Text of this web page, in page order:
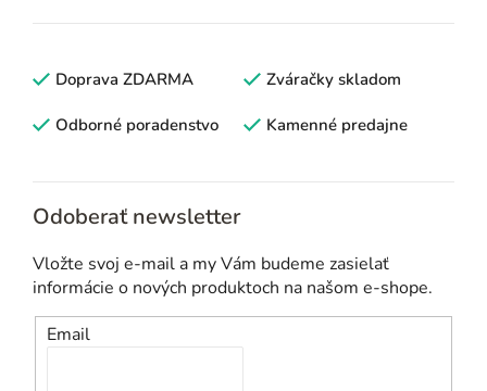
l
a
c
k
y
ý
Doprava ZDARMA Zváračky skladom
Odborné poradenstvo Kamenné predajne
Odoberať newsletter
Vložte svoj e-mail a my Vám budeme zasielať
informácie o nových produktoch na našom e-shope.
Email